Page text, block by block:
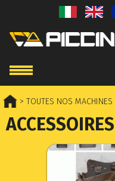
> TOUTES NOS MACHINES
ACCESSOIRES